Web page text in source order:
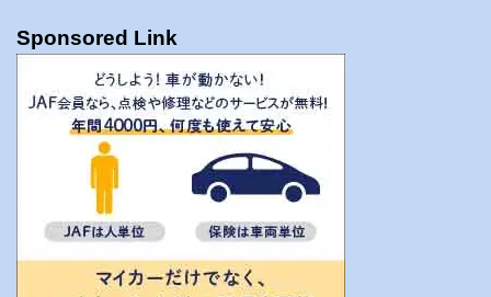
Sponsored Link